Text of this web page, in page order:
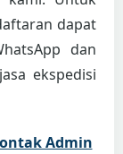
dapat
dan
ekspedisi
Admin